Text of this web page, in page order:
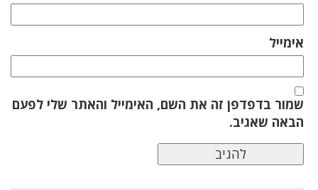
אימייל
שמור בדפדפן זה את השם, האימייל והאתר שלי לפעם
הבאה שאגיב.